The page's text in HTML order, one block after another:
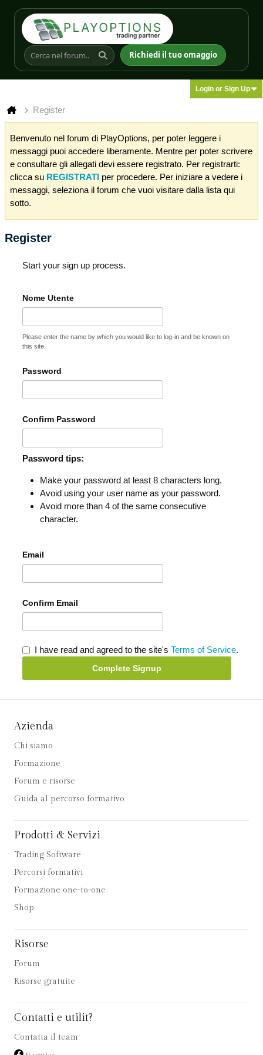
Richiedi il tuo omaggio
Login or Sign Up
Register
Benvenuto nel forum di PlayOptions, per poter leggere i
messaggi puoi accedere liberamente. Mentre per poter scrivere
e consultare gli allegati devi essere registrato. Per registrarti:
clicca su REGISTRATI per procedere. Per iniziare a vedere i
messaggi, seleziona il forum che vuoi visitare dalla lista qui
sotto.
Register
Start your sign up process.
Nome Utente
Please enter the name by which you would like to log-in and be known on
this site.
Password
Confirm Password
Password tips:
Make your password at least 8 characters long.
Avoid using your user name as your password.
Avoid more than 4 of the same consecutive
character.
Email
Confirm Email
I have read and agreed to the site's Terms of Service.
Complete Signup
Azienda
Chi siamo
Formazione
Forum e risorse
Guida al percorso formativo
Prodotti & Servizi
Trading Software
Percorsi formativi
Formazione one-to-one
Shop
Risorse
Forum
Risorse gratuite
Contatti e utilit?
Contatta il team